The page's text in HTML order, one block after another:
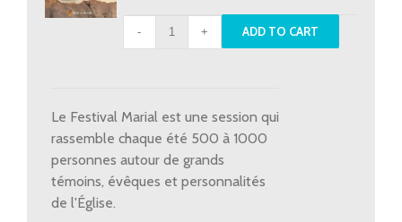
CD
Live
2019
quantity
ADD TO CART
Le Festival Marial est une session qui
rassemble chaque été 500 à 1000
personnes autour de grands
témoins, évêques et personnalités
de l'Église.